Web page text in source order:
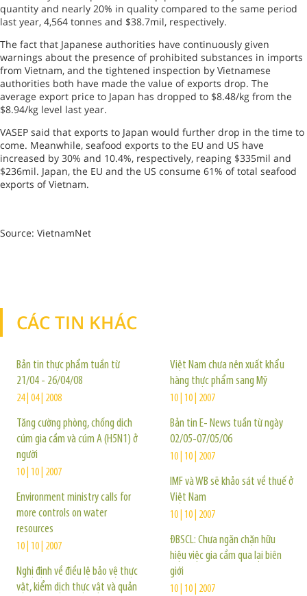
quantity and nearly 20% in quality compared to the same period
last year, 4,564 tonnes and $38.7mil, respectively.
The fact that Japanese authorities have continuously given
warnings about the presence of prohibited substances in imports
from Vietnam, and the tightened inspection by Vietnamese
authorities both have made the value of exports drop. The
average export price to Japan has dropped to $8.48/kg from the
$8.94/kg level last year.
VASEP said that exports to Japan would further drop in the time to
come. Meanwhile, seafood exports to the EU and US have
increased by 30% and 10.4%, respectively, reaping $335mil and
$236mil. Japan, the EU and the US consume 61% of total seafood
exports of Vietnam.
Source: VietnamNet
CÁC TIN KHÁC
Bản tin thực phẩm tuần từ
21/04 - 26/04/08
24 | 04 | 2008
Tăng cường phòng, chống dịch
cúm gia cầm và cúm A (H5N1) ở
người
10 | 10 | 2007
Environment ministry calls for
more controls on water
resources
10 | 10 | 2007
Nghị định về điều lệ bảo vệ thực
vật, kiểm dịch thực vật và quản
Việt Nam chưa nên xuất khẩu
hàng thực phẩm sang Mỹ
10 | 10 | 2007
Bản tin E- News tuần từ ngày
02/05-07/05/06
10 | 10 | 2007
IMF và WB sẽ khảo sát về thuế ở
Việt Nam
10 | 10 | 2007
ĐBSCL: Chưa ngăn chặn hữu
hiệu việc gia cầm qua lại biên
giới
10 | 10 | 2007